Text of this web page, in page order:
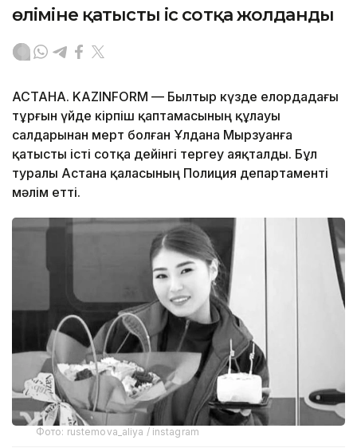
өліміне қатысты іс сотқа жолданды
АСТАНА. KAZINFORM — Былтыр күзде елордадағы
тұрғын үйде кірпіш қаптамасының құлауы
салдарынан мерт болған Ұлдана Мырзуанға
қатысты істі сотқа дейінгі тергеу аяқталды. Бұл
туралы Астана қаласының Полиция департаменті
мәлім етті.
Фото: rustemova_aliya / instagram